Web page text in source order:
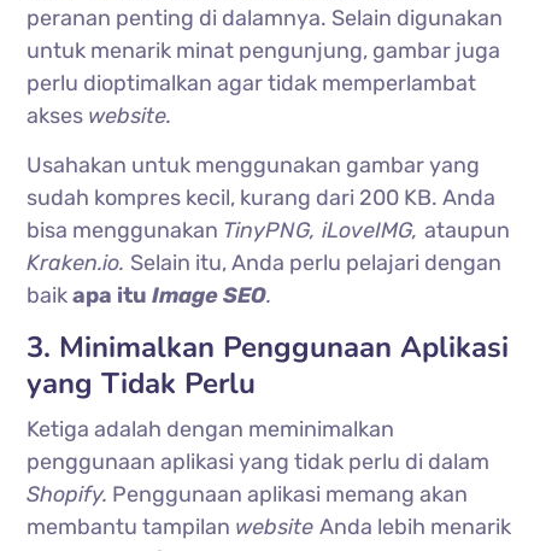
peranan penting di dalamnya. Selain digunakan
untuk menarik minat pengunjung, gambar juga
perlu dioptimalkan agar tidak memperlambat
akses website.
Usahakan untuk menggunakan gambar yang
sudah kompres kecil, kurang dari 200 KB. Anda
bisa menggunakan TinyPNG, iLoveIMG,ataupun
Kraken.io. Selain itu, Anda perlu pelajari dengan
baikapa ituImage SEO.
3. Minimalkan Penggunaan Aplikasi
yang Tidak Perlu
Ketiga adalah dengan meminimalkan
penggunaan aplikasi yang tidak perlu di dalam
Shopify. Penggunaan aplikasi memang akan
membantu tampilan websiteAnda lebih menarik